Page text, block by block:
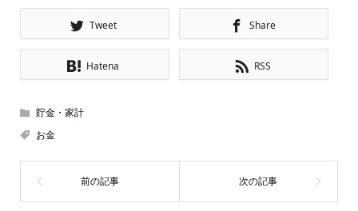
Tweet Share
Hatena RSS
貯金・家計
お金